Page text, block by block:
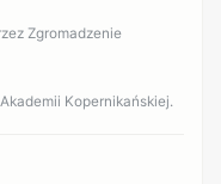
Zgromadzenie
Kopernikańskiej.